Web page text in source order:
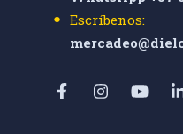
Escríbenos: